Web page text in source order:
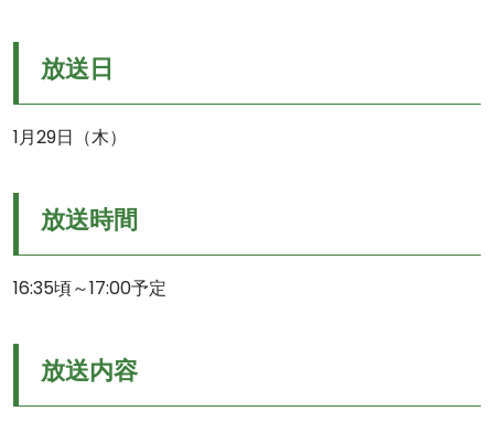
放送日
1月29日（木）
放送時間
16:35頃～17:00予定
放送内容